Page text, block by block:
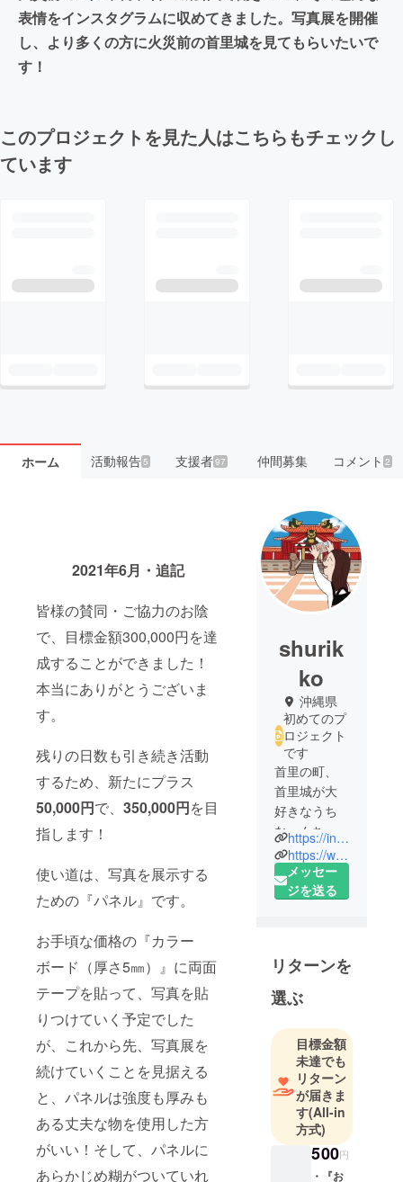
表情をインスタグラムに収めてきました。写真展を開催
し、より多くの方に火災前の首里城を見てもらいたいで
す！
このプロジェクトを見た人はこちらもチェックし
ています
ホーム 活動報告5 支援者97 仲間募集 コメント 2
2021年6月・追記
皆様の賛同・ご協力のお陰
で、目標金額300,000円を達
成することができました！
本当にありがとうございま
す。
残りの日数も引き続き活動
するため、新たにプラス
50,000円で、 350,000円を目
指します！
使い道は、写真を展示する
ための『パネル』です。
お手頃な価格の『カラー
ボード（厚さ5㎜）』に両面
テープを貼って、写真を貼
りつけていく予定でした
が、これから先、写真展を
続けていくことを見据える
と、パネルは強度も厚みも
ある丈夫な物を使用した方
がいい！そして、パネルに
あらかじめ糊がついていれ
shurik
ko
沖縄県
初めてのプ
ロジェクト
です
首里の町、
首里城が大
好きなうち
なーんちゅ
（沖縄県
民）です。
Instagramを
2020年1月ま
で首里城公
園勤務。そ
の時期に
撮った首里
城公園の写
真展を開催
したいと
思っていま
す。
https://instagram.com/shouko_ooshiro?igshid=jv8jpo45zmxb
https://www.facebook.com/shurikko1031
メッセー
ジを送る
リターンを
選ぶ
目標金額
未達でも
リターン
が届きま
す(All-in
方式)
500円
・『お